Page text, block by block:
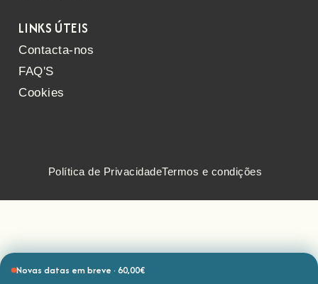
LINKS ÚTEIS
Contacta-nos
FAQ'S
Cookies
Política de PrivacidadeTermos e condições
Novas datas em breve · 60,00€